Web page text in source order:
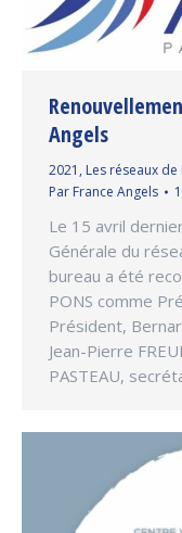
Angels
2021 , Les réseaux
Par France Angels
Le 15 avril
Générale du
bureau a été
PONS comme
Président,
Jean-Pierre
PASTEAU,